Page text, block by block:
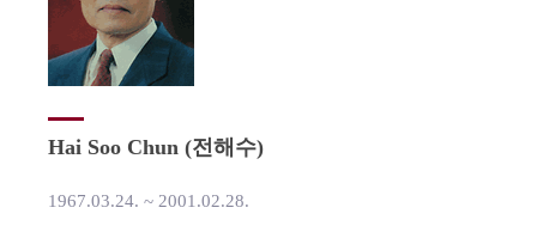
Hai Soo Chun (전해수)
1967.03.24. ~ 2001.02.28.